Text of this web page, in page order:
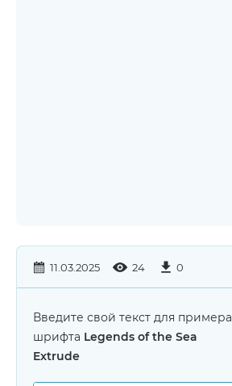
11.03.2025 24 0
Введите свой текст для примера
шрифта Legends of the Sea
Extrude